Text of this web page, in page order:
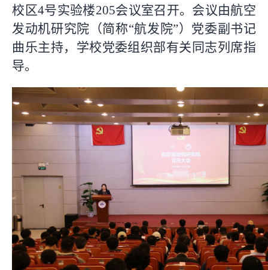
校区4号实验楼205会议室召开。会议由航空
发动机研究院（简称“航发院”）党委副书记
曲乐主持，学校党委组织部有关同志列席指
导。